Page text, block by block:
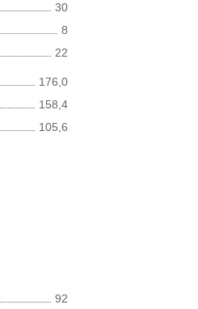
30
8
22
176,0
158,4
105,6
92